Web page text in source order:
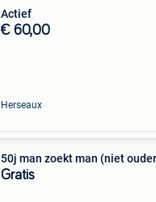
Actief
€ 60,00
Herseaux
50j man zoekt man (niet
Gratis